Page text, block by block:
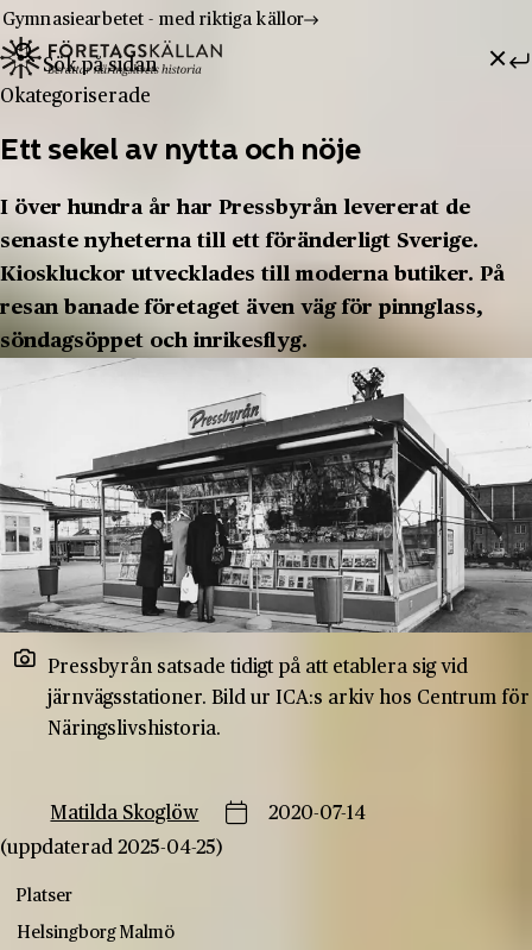
Hoppa till innehåll
Till innehåll
Gymnasiearbetet - med riktiga källor
Sök efter:
Okategoriserade
Ett sekel av nytta och nöje
I över hundra år har Pressbyrån levererat de
senaste nyheterna till ett föränderligt Sverige.
Kioskluckor utvecklades till moderna butiker. På
resan banade företaget även väg för pinnglass,
söndagsöppet och inrikesflyg.
Pressbyrån satsade tidigt på att etablera sig vid
järnvägsstationer. Bild ur ICA:s arkiv hos Centrum för
Näringslivshistoria.
Matilda Skoglöw
2020-07-14
(uppdaterad 2025-04-25)
Platser
Helsingborg Malmö